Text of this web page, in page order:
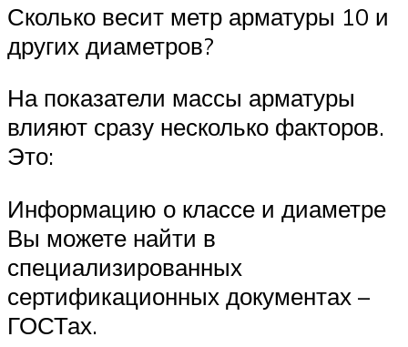
Сколько весит метр арматуры 10 и
других диаметров?
На показатели массы арматуры
влияют сразу несколько факторов.
Это:
Информацию о классе и диаметре
Вы можете найти в
специализированных
сертификационных документах –
ГОСТах.